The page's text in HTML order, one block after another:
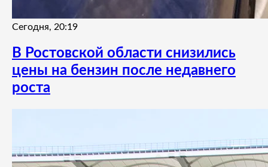
Сегодня, 20:19
В Ростовской области снизились
цены на бензин после недавнего
роста